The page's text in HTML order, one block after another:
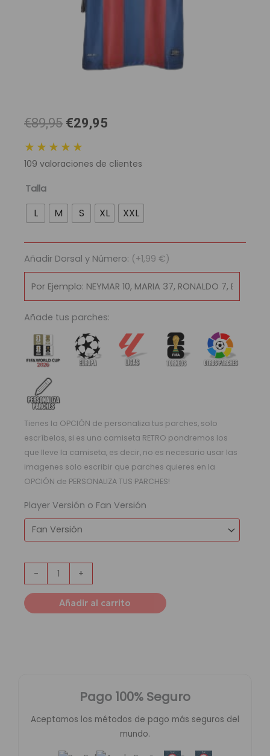
€89,95 El
original
era:
€29,95
es:
★★★★★
109 valoraciones de clientes
Talla
L M S XL XXL
Añadir Dorsal y Número: (+1,99 €)
Añade tus parches:
Tienes la OPCIÓN de personaliza tus parches, solo
escríbelos, si es una camiseta RETRO pondremos los
que lleve la camiseta, es decir, no es necesario usar las
imagenes solo escribir que parches quieres en la
OPCIÓN de PERSONALIZA TUS PARCHES!
Player Versión o Fan Versión
-
Camiseta
Retro
2010/11
cantidad
+
Añadir al carrito
Pago 100% Seguro
Aceptamos los métodos de pago más seguros del
mundo.